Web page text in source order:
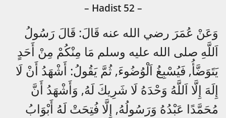
– Hadist 52 –
وَعَنْ عُمَرَ رضي الله عنه قَالَ: قَالَ رَسُولُ
اَللَّهِ صلى الله عليه وسلم مَا مِنْكُمْ مِنْ أَحَدٍ
يَتَوَضَّأُ, فَيُسْبِغُ اَلْوُضُوءَ, ثُمَّ يَقُولُ: أَشْهَدُ أَنْ لَا
إِلَهَ إِلَّا اَللَّهُ وَحْدَهُ لَا شَرِيكَ لَهُ, وَأَشْهَدُ أَنَّ
مُحَمَّدًا عَبْدُهُ وَرَسُولُهُ, إِلَّا فُتِحَتْ لَهُ أَبْوَابُ